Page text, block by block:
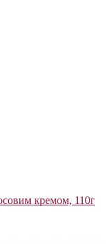
кремом, 110г